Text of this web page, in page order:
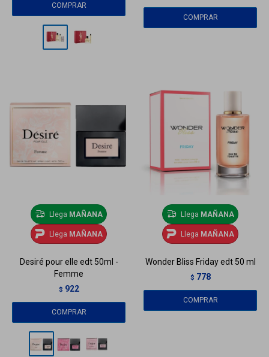
Llega MAÑANA
Llega MAÑANA
Desiré pour elle edt 50ml -
Femme
$ 922
Llega MAÑANA
Llega MAÑANA
Wonder Bliss Friday edt 50 ml
$ 778